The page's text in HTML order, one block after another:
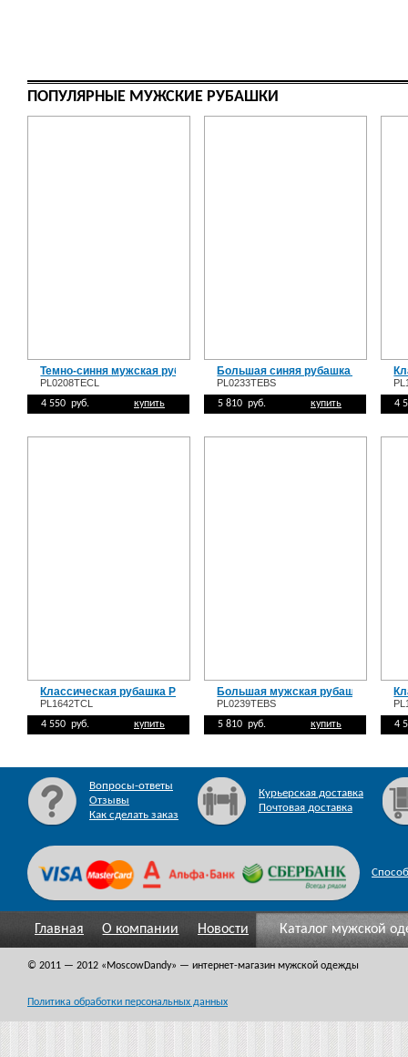
ПОПУЛЯРНЫЕ МУЖСКИЕ РУБАШКИ
Темно-синня мужская рубашка PL0208TECL
PL0208TECL
4 550 руб.
купить
Классическая рубашка PL1642TCL
PL1642TCL
4 550 руб.
купить
Большая синяя рубашка
PL0233TEBS
5 810 руб.
купить
Большая мужская рубашка
PL0239TEBS
5 810 руб.
купить
4
4
Вопросы-ответы
Отзывы
Как сделать заказ
Курьерская доставка
Почтовая доставка
Главная О компании Новости Каталог мужской
© 2011 — 2012 «MoscowDandy» — интернет-магазин мужской одежды
Политика обработки персональных данных